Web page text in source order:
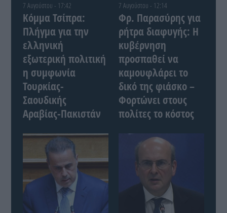
7 Αυγούστου - 17:42
Κόμμα Τσίπρα:
Πλήγμα για την
ελληνική
εξωτερική πολιτική
η συμφωνία
Τουρκίας-
Σαουδικής
Αραβίας-Πακιστάν
7 Αυγούστου - 12:14
Φρ. Παρασύρης για
ρήτρα διαφυγής: Η
κυβέρνηση
προσπαθεί να
καμουφλάρει το
δικό της φιάσκο –
Φορτώνει στους
πολίτες το κόστος